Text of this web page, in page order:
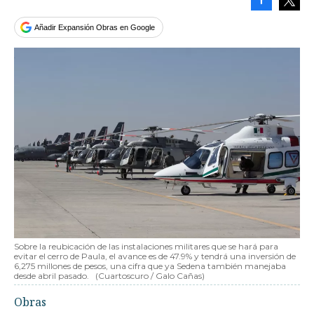
Añadir Expansión Obras en Google
Sobre la reubicación de las instalaciones militares que se hará para
evitar el cerro de Paula, el avance es de 47.9% y tendrá una inversión de
6,275 millones de pesos, una cifra que ya Sedena también manejaba
desde abril pasado.
(Cuartoscuro / Galo Cañas)
Obras